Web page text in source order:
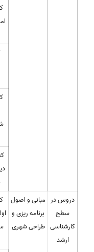
دروس در
سطح
کارشناسی
ارشد
مبانی و اصول
برنامه ریزی و
طراحی شهری